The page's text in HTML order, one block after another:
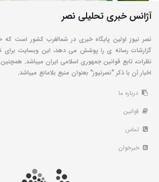
آژانس خبری تحلیلی نصر
نصر نیوز اولین پایگاه خبری در شمالغرب کشور است
گزارشات رسانه ی را پوشش می دهد، این وبسایت برای
نظرات، تابع قوانین جمهوری اسلامی ایران میباشد.
اخبار آن با ذکر "نصرنیوز" بعنوان منبع بلامانع میباشد.
درباره ما
قوانین
تماس
خبرخوان